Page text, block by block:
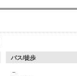
バス/徒歩
－